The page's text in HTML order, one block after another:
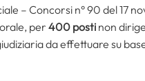
– Concorsi n° 90 del 17
per 400 posti non
da effettuare su